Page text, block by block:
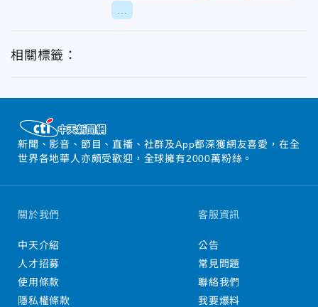
相關標籤：
新聞、影音、節目、直播、社群及App都深獲網友喜愛，在全
世界各地華人亦頗受歡迎，全球擁有2000萬粉絲。
關於我們
中天介紹
人才招募
使用條款
隱私權條款
客服資訊
公告
常見問題
聯絡我們
我要爆料